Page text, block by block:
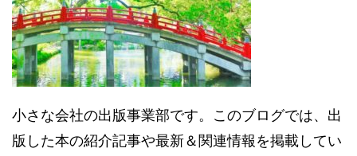
小さな会社の出版事業部です。このブログでは、出
版した本の紹介記事や最新＆関連情報を掲載してい